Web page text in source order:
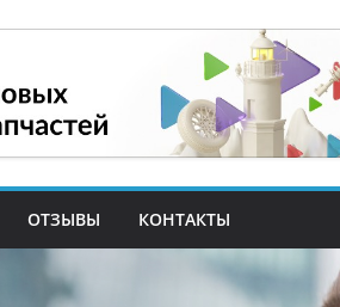
ОТЗЫВЫ КОНТАКТЫ